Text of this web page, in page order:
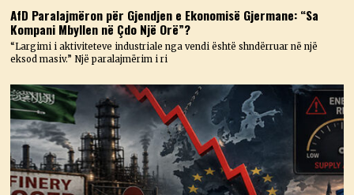
AfD Paralajmëron për Gjendjen e Ekonomisë Gjermane: “Sa
Kompani Mbyllen në Çdo Një Orë”?
“Largimi i aktiviteteve industriale nga vendi është shndërruar në një
eksod masiv.” Një paralajmërim i ri